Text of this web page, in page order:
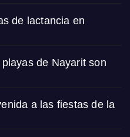
de lactancia en
de Nayarit son
a las fiestas de la